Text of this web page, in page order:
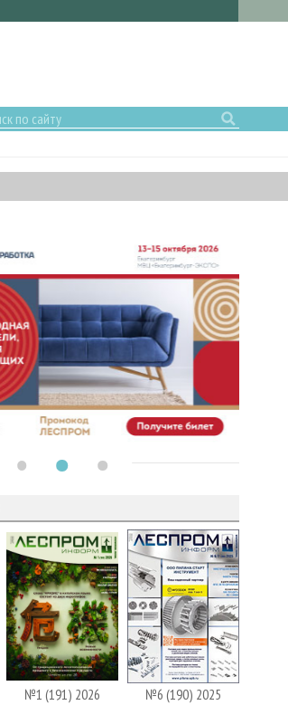
№1 (191) 2026 №6 (190) 2025